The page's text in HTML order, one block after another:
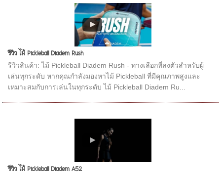
รีวิว ไม้ Pickleball Diadem Rush
รีวิวสินค้า: ไม้ Pickleball Diadem Rush - ทางเลือกที่ลงตัวสำหรับผู้
เล่นทุกระดับ หากคุณกำลังมองหาไม้ Pickleball ที่มีคุณภาพสูงและ
เหมาะสมกับการเล่นในทุกระดับ ไม้ Pickleball Diadem Ru...
รีวิว ไม้ Pickleball Diadem A52